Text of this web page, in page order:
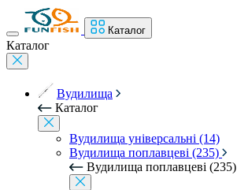
Каталог
Каталог
Вудилища
Каталог
Вудилища універсальні (14)
Вудилища поплавцеві (235)
Вудилища поплавцеві (235)